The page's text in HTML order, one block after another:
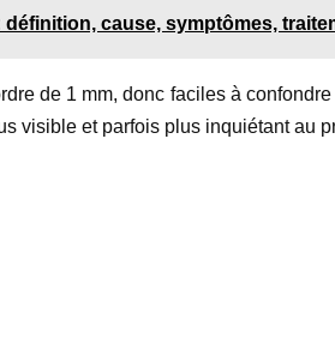
cause, symptômes,
de 1 mm, donc faciles à
visible et parfois plus inquiétant au